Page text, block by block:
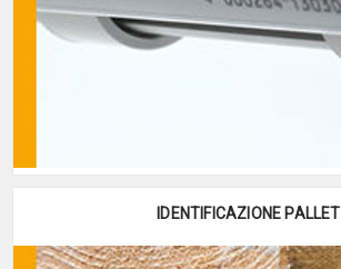
IDENTIFICAZIONE PALLET